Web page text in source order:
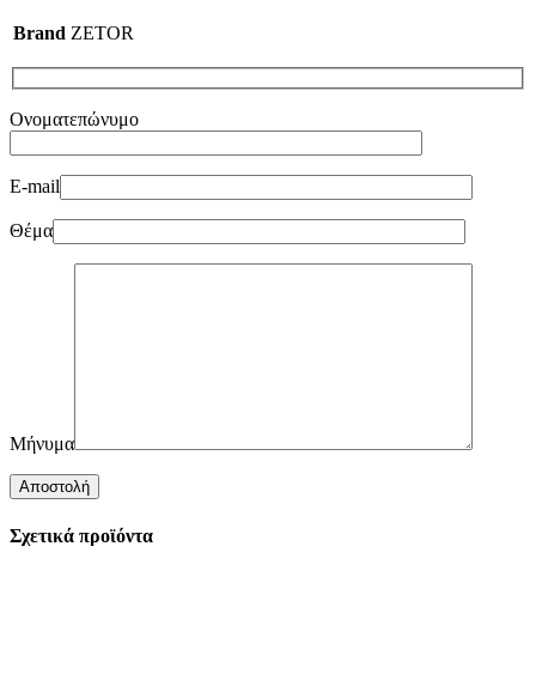
Brand ZETOR
Ονοματεπώνυμο
E-mail
Θέμα
Μήνυμα
Σχετικά προϊόντα